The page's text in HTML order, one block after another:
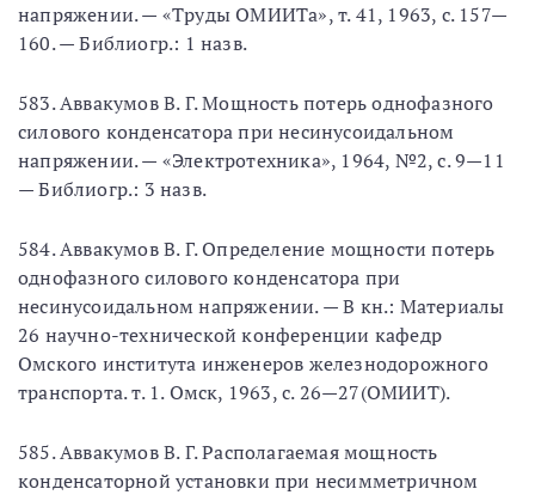
напряжении. — «Труды ОМИИТа», т. 41, 1963, с. 157—
160. — Библиогр.: 1 назв.
583. Аввакумов В. Г. Мощность потерь однофазного
силового конденсатора при несинусоидальном
напряжении. — «Электротехника», 1964, №2, с. 9—11
— Библиогр.: 3 назв.
584. Аввакумов В. Г. Определение мощности потерь
однофазного силового конденсатора при
несинусоидальном напряжении. — В кн.: Материалы
26 научно-технической конференции кафедр
Омского института инженеров железнодорожного
транспорта. т. 1. Омск, 1963, с. 26—27(ОМИИТ).
585. Аввакумов В. Г. Располагаемая мощность
конденсаторной установки при несимметричном